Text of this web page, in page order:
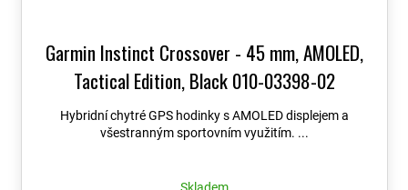
Garmin Instinct Crossover - 45 mm, AMOLED,
Tactical Edition, Black 010-03398-02
Hybridní chytré GPS hodinky s AMOLED displejem a
všestranným sportovním využitím. ...